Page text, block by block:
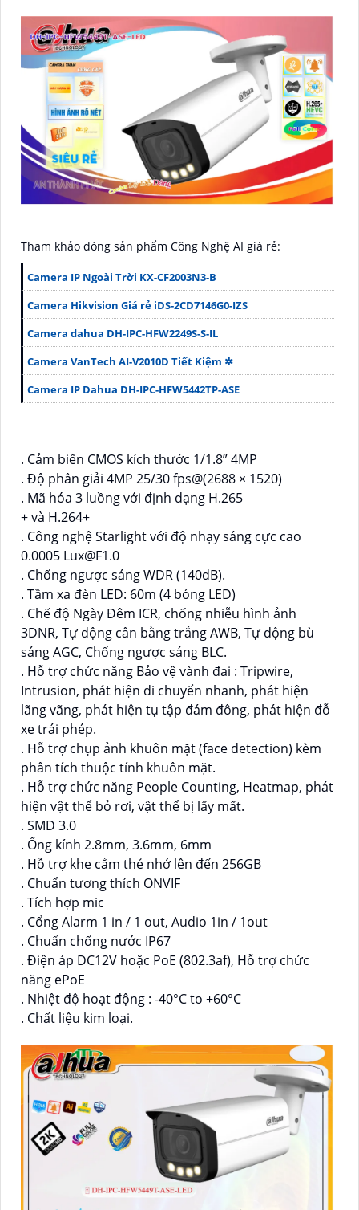
Tham khảo dòng sản phẩm Công Nghệ AI giá rẻ:
Camera IP Ngoài Trời KX-CF2003N3-B
Camera Hikvision Giá rẻ iDS-2CD7146G0-IZS
Camera dahua DH-IPC-HFW2249S-S-IL
Camera VanTech AI-V2010D Tiết Kiệm ✲
Camera IP Dahua DH-IPC-HFW5442TP-ASE
. Cảm biến CMOS kích thước 1/1.8” 4MP
. Độ phân giải 4MP 25/30 fps@(2688 × 1520)
. Mã hóa 3 luồng với định dạng H.265
+ và H.264+
. Công nghệ Starlight với độ nhạy sáng cực cao
0.0005 Lux@F1.0
. Chống ngược sáng WDR (140dB).
. Tầm xa đèn LED: 60m (4 bóng LED)
. Chế độ Ngày Đêm ICR, chống nhiễu hình ảnh
3DNR, Tự động cân bằng trắng AWB, Tự động bù
sáng AGC, Chống ngược sáng BLC.
. Hỗ trợ chức năng Bảo vệ vành đai : Tripwire,
Intrusion, phát hiện di chuyển nhanh, phát hiện
lãng vãng, phát hiện tụ tập đám đông, phát hiện đỗ
xe trái phép.
. Hỗ trợ chụp ảnh khuôn mặt (face detection) kèm
phân tích thuộc tính khuôn mặt.
. Hỗ trợ chức năng People Counting, Heatmap, phát
hiện vật thể bỏ rơi, vật thể bị lấy mất.
. SMD 3.0
. Ống kính 2.8mm, 3.6mm, 6mm
. Hỗ trợ khe cắm thẻ nhớ lên đến 256GB
. Chuẩn tương thích ONVIF
. Tích hợp mic
. Cổng Alarm 1 in / 1 out, Audio 1in / 1out
. Chuẩn chống nước IP67
. Điện áp DC12V hoặc PoE (802.3af), Hỗ trợ chức
năng ePoE
. Nhiệt độ hoạt động : -40°C to +60°C
. Chất liệu kim loại.